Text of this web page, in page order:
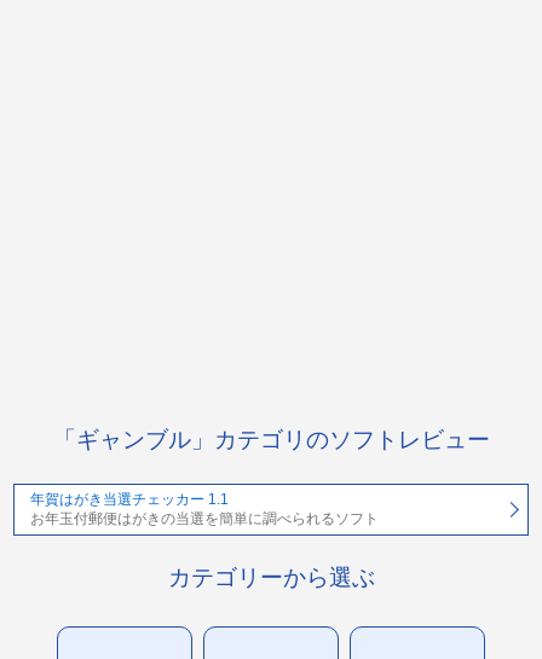
「ギャンブル」カテゴリのソフトレビュー
年賀はがき当選チェッカー 1.1
お年玉付郵便はがきの当選を簡単に調べられるソフト
カテゴリーから選ぶ